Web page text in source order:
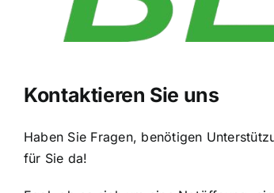
Kontaktieren Sie uns
Haben Sie Fragen, benötigen
für Sie da!